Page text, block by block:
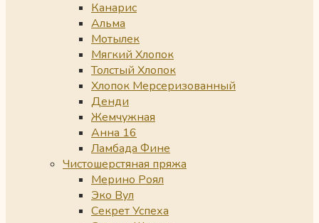
Канарис
Альма
Мотылек
Мягкий Хлопок
Толстый Хлопок
Хлопок Мерсеризованный
Денди
Жемчужная
Анна 16
Ламбада Фине
Чистошерстяная пряжа
Мерино Роял
Эко Вул
Секрет Успеха